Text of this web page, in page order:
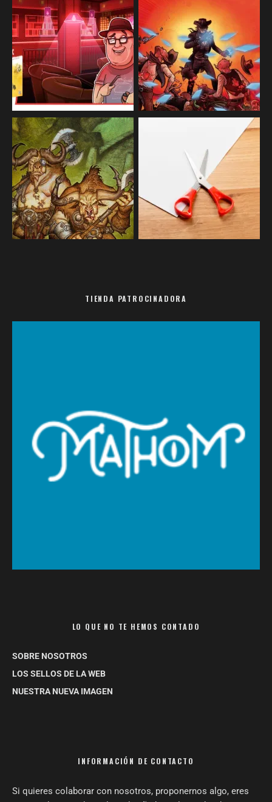
TIENDA PATROCINADORA
LO QUE NO TE HEMOS CONTADO
SOBRE NOSOTROS
LOS SELLOS DE LA WEB
NUESTRA NUEVA IMAGEN
INFORMACIÓN DE CONTACTO
Si quieres colaborar con nosotros, proponernos algo, eres